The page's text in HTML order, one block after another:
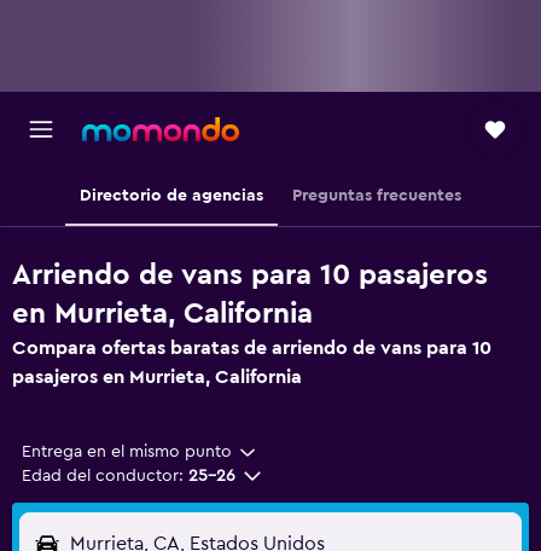
Directorio de agencias Preguntas frecuentes
Arriendo de vans para 10 pasajeros
en Murrieta, California
Compara ofertas baratas de arriendo de vans para 10
pasajeros en Murrieta, California
Entrega en el mismo punto
Edad del conductor: 25-26
Murrieta, CA, Estados Unidos